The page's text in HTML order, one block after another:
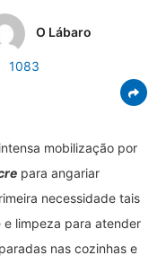
O Lábaro
1083
mobilização por
para angariar
necessidade tais
limpeza para atender
nas cozinhas e